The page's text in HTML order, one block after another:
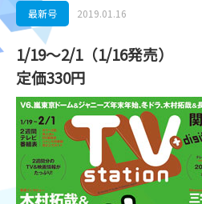
最新号 2019.01.16
1/19～2/1（1/16発売）
定価330円